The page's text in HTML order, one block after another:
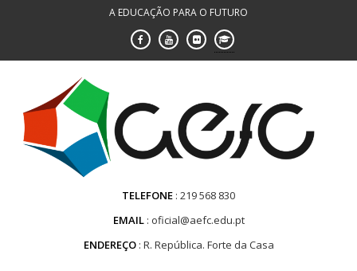
A EDUCAÇÃO PARA O FUTURO
TELEFONE 219 568 830
EMAIL oficial@aefc.edu.pt
ENDEREÇO R. República. Forte da Casa